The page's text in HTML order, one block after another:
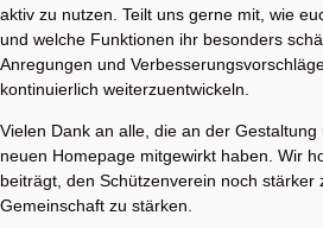
aktiv zu nutzen. Teilt uns gerne mit, wie
und welche Funktionen ihr besonders
Anregungen und
kontinuierlich weiterzuentwickeln.
Vielen Dank an alle, die an der
neuen Homepage mitgewirkt haben. Wir
beiträgt, den Schützenverein noch stärker
Gemeinschaft zu stärken.